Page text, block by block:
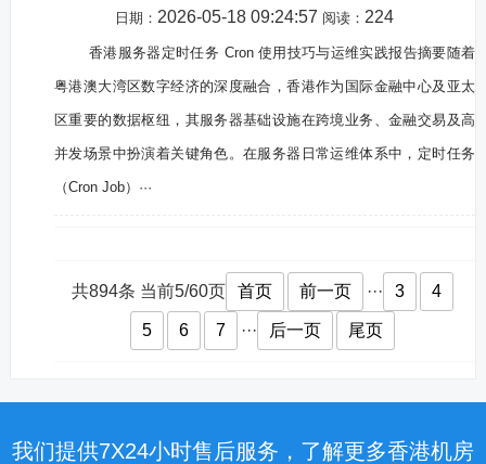
日期： 2026-05-18 09:24:57 阅读： 224
香港服务器定时任务 Cron 使用技巧与运维实践报告摘要随着
粤港澳大湾区数字经济的深度融合，香港作为国际金融中心及亚太
区重要的数据枢纽，其服务器基础设施在跨境业务、金融交易及高
并发场景中扮演着关键角色。在服务器日常运维体系中，定时任务
（Cron Job）···
共894条 当前5/60页 首页 前一页 ··· 3 4
5 6 7 ··· 后一页 尾页
我们提供7X24小时售后服务，了解更多香港机房